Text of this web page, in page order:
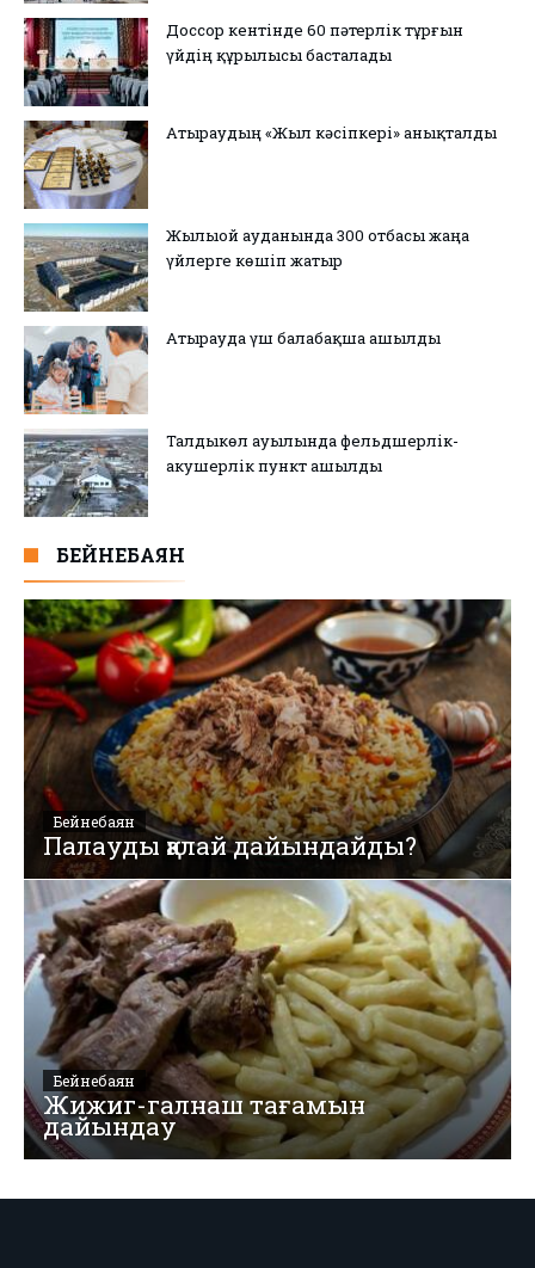
Доссор кентінде 60 пәтерлік тұрғын
үйдің құрылысы басталады
Атыраудың «Жыл кәсіпкері» анықталды
Жылыой ауданында 300 отбасы жаңа
үйлерге көшіп жатыр
Атырауда үш балабақша ашылды
Талдыкөл ауылында фельдшерлік-
акушерлік пункт ашылды
БЕЙНЕБАЯН
Бейнебаян
Палауды қалай дайындайды?
Бейнебаян
Жижиг-галнаш тағамын
дайындау